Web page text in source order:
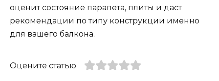
оценит состояние парапета, плиты и даст
рекомендации по типу конструкции именно
для вашего балкона.
Оцените статью